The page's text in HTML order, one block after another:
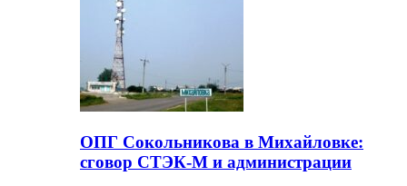
ОПГ Сокольникова в Михайловке:
сговор СТЭК-М и администрации